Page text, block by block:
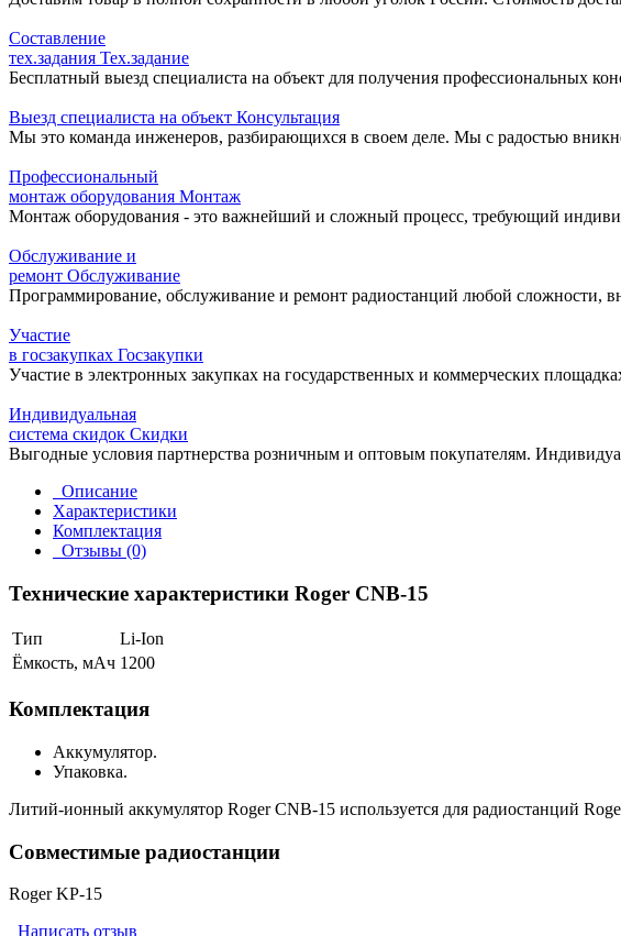
Составление
тех.задания Тех.задание
Бесплатный выезд специалиста на объект для получения профессиональных
Выезд специалиста на объект Консультация
Мы это команда инженеров, разбирающихся в своем деле. Мы с радостью
Профессиональный
монтаж оборудования Монтаж
Монтаж оборудования - это важнейший и сложный процесс, требующий
Обслуживание и
ремонт Обслуживание
Программирование, обслуживание и ремонт радиостанций любой сложности,
Участие
в госзакупках Госзакупки
Участие в электронных закупках на государственных и коммерческих
Индивидуальная
система скидок Скидки
Выгодные условия партнерства розничным и оптовым покупателям.
Описание
Характеристики
Комплектация
Отзывы (0)
Технические характеристики Roger CNB-15
Тип
Li-Ion
Ёмкость, мАч 1200
Комплектация
Аккумулятор.
Упаковка.
Литий-ионный аккумулятор Roger CNB-15 используется для радиостанций
Совместимые радиостанции
Roger KP-15
Написать отзыв